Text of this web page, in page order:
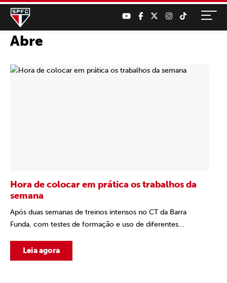
Abre
Hora de colocar em prática os trabalhos da
semana
Após duas semanas de treinos intensos no CT da Barra
Funda, com testes de formação e uso de diferentes...
Leia agora